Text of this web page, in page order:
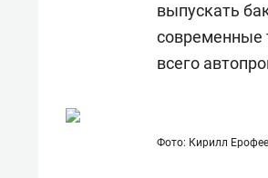
выпускать
современные
всего
Фото: Кирилл